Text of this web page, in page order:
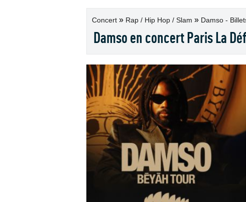
Concert » Rap / Hip Hop / Slam » Damso -
Damso en concert Paris La